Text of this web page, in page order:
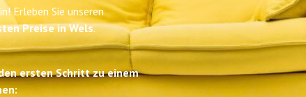
Erleben Sie unseren
Preise in Wels.
ersten Schritt zu einem